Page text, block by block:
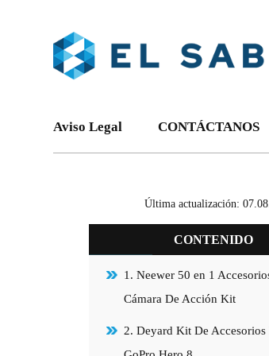
Aviso Legal CONTÁCTANOS
Última actualización:
CONTENIDO
1. Neewer 50 en 1
Cámara De Acción Kit
2. Deyard Kit De Accesorios